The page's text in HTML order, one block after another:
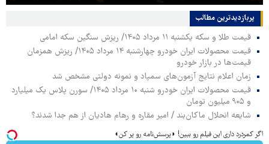
پربازدیدترین‌ مطالب
قیمت طلا و سکه یکشنبه ۱۱ مرداد ۱۴۰۵/ ریزش سنگین سکه امامی
قیمت محصولات ایران خودرو چهارشنبه ۱۴ مرداد ۱۴۰۵/ ریزش همزمان
قیمت‌ها در بازار خودرو
زمان اعلام نتایج آزمون‌های سمپاد و نمونه دولتی مشخص شد
قیمت محصولات ایران خودرو شنبه ۱۰ مرداد ۱۴۰۵/ سورن پلاس یک میلیارد
و ۹۰۵ میلیون تومان
شایعه انحلال ماکان‌بند / امیر مقاره و رهام هادیان از هم جدا شدند؟
اگر کمردرد داری این فیلم رو ببین! ◗پرسش‌نامه رو پر کن◖